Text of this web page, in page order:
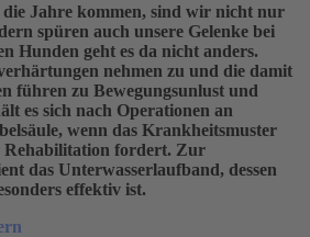
Jahre kommen, sind wir nicht nur
spüren auch unsere Gelenke bei
Hunden geht es da nicht anders.
nehmen zu und die damit
führen zu Bewegungsunlust und
es sich nach Operationen an
wenn das Krankheitsmuster
Rehabilitation fordert. Zur
das Unterwasserlaufband, dessen
effektiv ist.